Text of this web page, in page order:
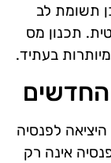
תשומת לב
תכנון מס
בעתיד.
החדשים
לפנסיה
אינה רק